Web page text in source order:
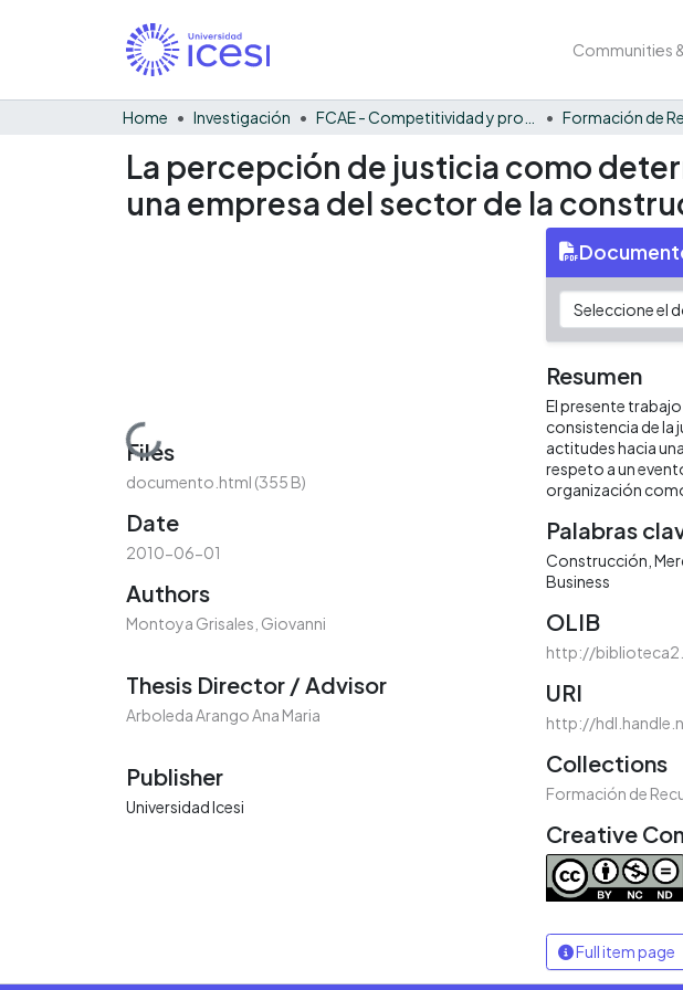
Communities
Home Investigación
La percepción de justicia como
una empresa del sector de la
Loading...
Files
documento.html (355 B)
Date
2010-06-01
Authors
Montoya Grisales, Giovanni
Thesis Director / Advisor
Arboleda Arango Ana Maria
Publisher
Universidad Icesi
Resumen
El presente
consistencia de la
actitudes hacia
respeto a un
organización
Palabras
Construcción
Business
OLIB
http://
URI
http://
Collections
Formación de
Creative
Full item page